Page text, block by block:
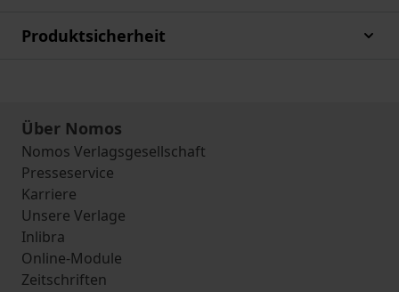
Produktsicherheit
Über Nomos
Nomos Verlagsgesellschaft
Presseservice
Karriere
Unsere Verlage
Inlibra
Online-Module
Zeitschriften